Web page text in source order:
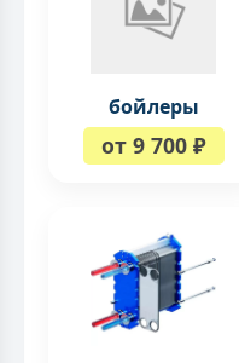
бойлеры
от 9 700 ₽